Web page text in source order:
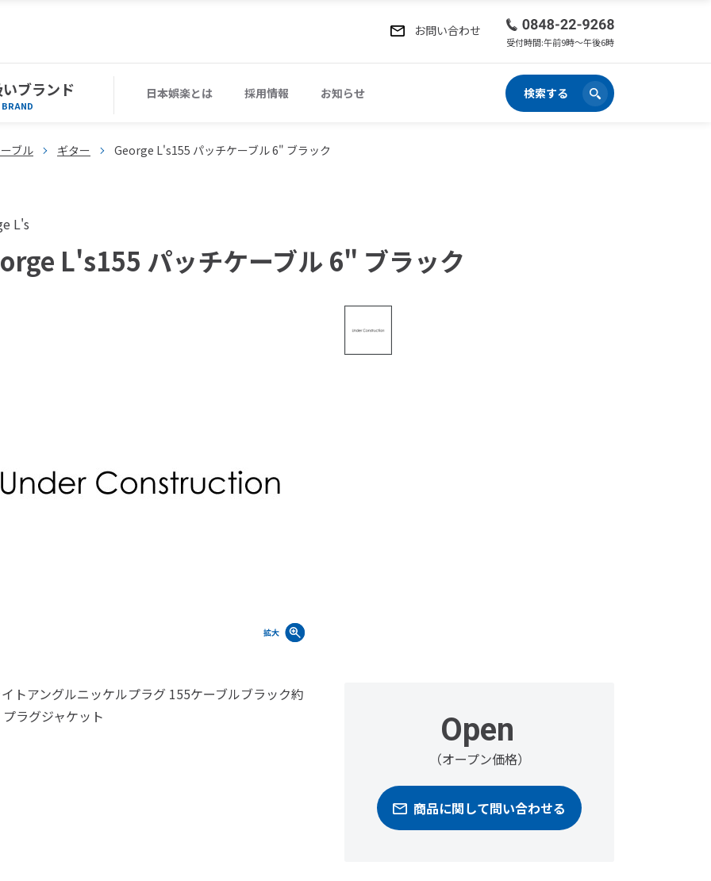
お問い合わせ
受付時間:午前9時〜午後6時
ブランド
BRAND
日本娯楽とは 採用情報 お知らせ 検索する
ブル ギター George L's155 パッチケーブル 6" ブラック
L's
L's155 パッチケーブル 6" ブラック
トアングルニッケルプラグ 155ケーブルブラック約
ラグジャケット
Open
（オープン価格）
商品に関して問い合わせる